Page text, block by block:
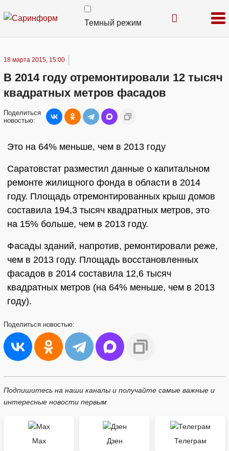
Темный режим
18 марта 2015, 15:00
В 2014 году отремонтировали 12 тысяч
квадратных метров фасадов
Поделиться
новостью:
Это на 64% меньше, чем в 2013 году
Саратовстат разместил данные о капитальном
ремонте жилищного фонда в области в 2014
году. Площадь отремонтированных крыш домов
составила 194,3 тысяч квадратных метров, это
на 15% больше, чем в 2013 году.
Фасады зданий, напротив, ремонтировали реже,
чем в 2013 году. Площадь восстановленных
фасадов в 2014 составила 12,6 тысяч
квадратных метров (на 64% меньше, чем в 2013
году).
Поделиться новостью:
Подпишитесь на наши каналы и получайте самые важные и
интересные новости первым
Max Дзен Телеграм